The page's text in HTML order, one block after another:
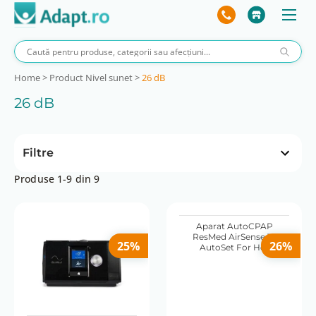
Home> Product Nivel sunet>26 dB
26 dB
Filtre
Consum de energie (W)
104 W
6.3 W
Produse 1-9 din 9
25% 26%
Aparat AutoCPAP
ResMed AirSense 10
AutoSet For Her